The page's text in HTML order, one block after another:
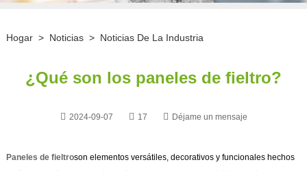
Hogar > Noticias > Noticias De La Industria
¿Qué son los paneles de fieltro?
2024-09-07 17 Déjame un mensaje
Paneles de fieltroson elementos versátiles, decorativos y funcionales hechos